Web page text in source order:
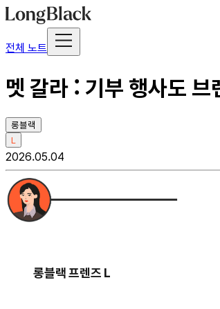
전체 노트
멧 갈라 : 기부 행사도
롱블랙
L
2026.05.04
롱블랙 프렌즈 L